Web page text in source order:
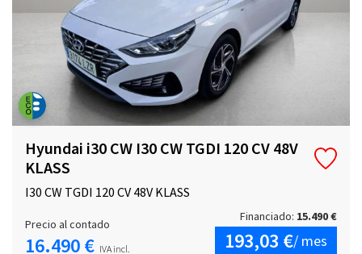
Hyundai i30 CW I30 CW TGDI 120 CV 48V
KLASS
I30 CW TGDI 120 CV 48V KLASS
Precio al contado
16.490 € IVA incl.
Financiado: 15.490 €
193,03 €/ mes